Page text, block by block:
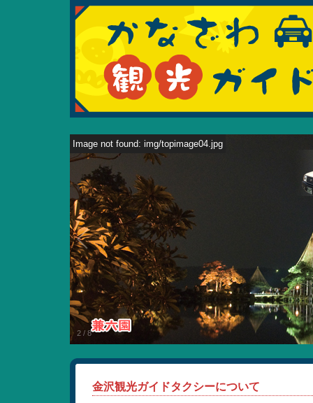
2 / 8
Image not found: img/topimage04.jpg
金沢観光ガイドタクシーについて